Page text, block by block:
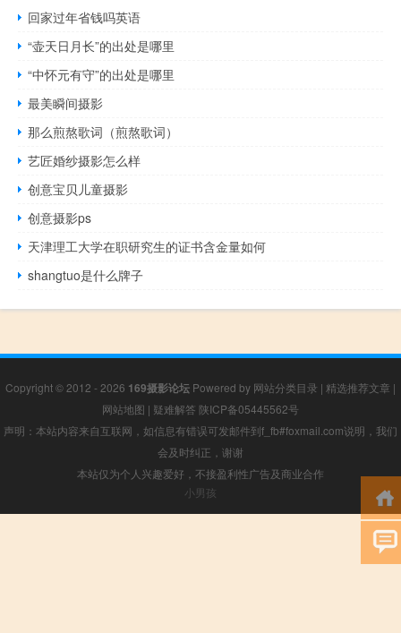
回家过年省钱吗英语
“壶天日月长”的出处是哪里
“中怀元有守”的出处是哪里
最美瞬间摄影
那么煎熬歌词（煎熬歌词）
艺匠婚纱摄影怎么样
创意宝贝儿童摄影
创意摄影ps
天津理工大学在职研究生的证书含金量如何
shangtuo是什么牌子
Copyright © 2012 - 2026 169摄影论坛 Powered by 网站分类目录 | 精选推荐文章 |
网站地图 | 疑难解答 陕ICP备05445562号
声明：本站内容来自互联网，如信息有错误可发邮件到f_fb#foxmail.com说明，我们
会及时纠正，谢谢
本站仅为个人兴趣爱好，不接盈利性广告及商业合作
小男孩